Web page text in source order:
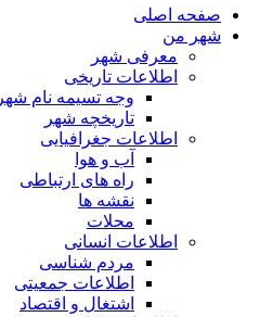
صفحه اصلی
شهر من
معرفی شهر
اطلاعات تاریخی
وجه تسیمه نام شهر
تاریخچه شهر
اطلاعات جغرافیایی
آب و هوا
راه های ارتباطی
نقشه ها
محلات
اطلاعات انسانی
مردم شناسی
اطلاعات جمعیتی
اشتغال و اقتصاد